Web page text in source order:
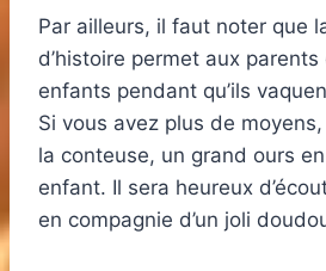
Par ailleurs, il faut noter que
d’histoire permet aux parents
enfants pendant qu’ils
Si vous avez plus de
la conteuse, un grand ours
enfant. Il sera heureux
en compagnie d’un joli